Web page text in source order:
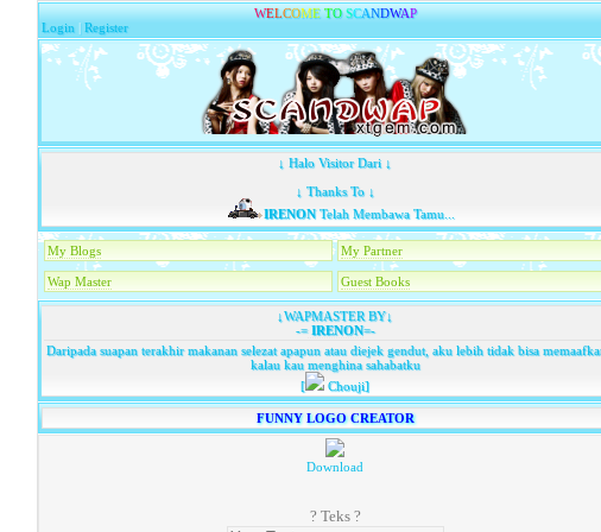
WELCOME TO SCANDWAP
Login |Register
↓ Halo Visitor Dari ↓
↓ Thanks To ↓
IRENONTelah Membawa Tamu...
My Blogs My Partner
Wap Master Guest Books
↓WAPMASTER BY↓
-=IRENON=-
Daripada suapan terakhir makanan selezat apapun atau diejek gendut, aku lebih tidak bisa
kalau kau menghina sahabatku
[
Chouji]
FUNNY LOGO CREATOR
Download
? Teks ?